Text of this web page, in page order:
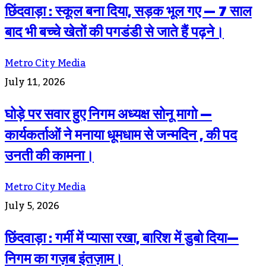
छिंदवाड़ा : स्कूल बना दिया, सड़क भूल गए — 7 साल
बाद भी बच्चे खेतों की पगडंडी से जाते हैं पढ़ने।
Metro City Media
July 11, 2026
घोड़े पर सवार हुए निगम अध्यक्ष सोनू मागो —
कार्यकर्ताओं ने मनाया धूमधाम से जन्मदिन , की पद
उनती की कामना।
Metro City Media
July 5, 2026
छिंदवाड़ा : गर्मी में प्यासा रखा, बारिश में डुबो दिया—
निगम का गज़ब इंतज़ाम।